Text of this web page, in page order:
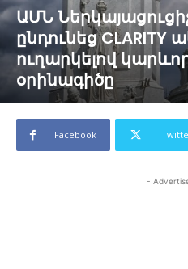
ԱՄՆ
ընդունեց
ուղարկելով
օրինագիծը
Facebook
-